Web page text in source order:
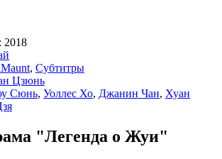
2018
, Субтитры
Цзюнь
Сюнь, Уоллес Хо, Джанин Чан, Хуан
"Легенда о Жуи"